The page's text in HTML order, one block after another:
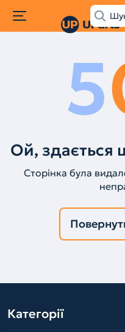
5
Ой, здається
Сторінка була
Категорії